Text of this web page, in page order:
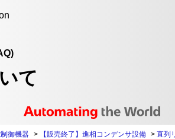
て
御機器 > 【販売終了】進相コンデンサ設備 > 直列